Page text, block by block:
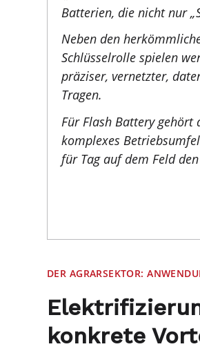
Batterien, die nicht nur
Neben den
Schlüsselrolle spielen
präziser, vernetzter,
Tragen.
Für Flash Battery gehört
komplexes
für Tag auf dem Feld
DER AGRARSEKTOR:
konkrete